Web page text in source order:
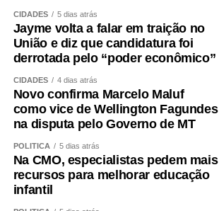
CIDADES 5 dias atrás
Jayme volta a falar em traição no
União e diz que candidatura foi
derrotada pelo “poder econômico”
CIDADES 4 dias atrás
Novo confirma Marcelo Maluf
como vice de Wellington Fagundes
na disputa pelo Governo de MT
POLÍTICA 5 dias atrás
Na CMO, especialistas pedem mais
recursos para melhorar educação
infantil